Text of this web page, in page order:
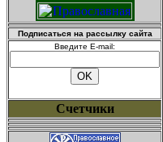
Подписаться на рассылку сайта
Введите E-mail:
Счетчики